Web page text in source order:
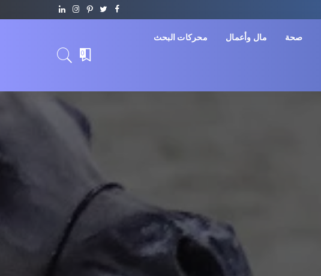
صحة مال وأعمال محركات البحث
0